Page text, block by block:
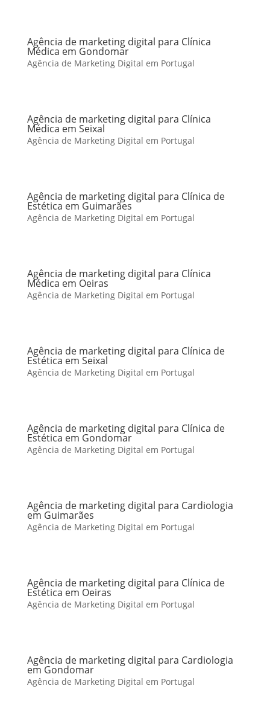
Agência de marketing digital para Clínica
Médica em Gondomar
Agência de Marketing Digital em Portugal
Agência de marketing digital para Clínica
Médica em Seixal
Agência de Marketing Digital em Portugal
Agência de marketing digital para Clínica de
Estética em Guimarães
Agência de Marketing Digital em Portugal
Agência de marketing digital para Clínica
Médica em Oeiras
Agência de Marketing Digital em Portugal
Agência de marketing digital para Clínica de
Estética em Seixal
Agência de Marketing Digital em Portugal
Agência de marketing digital para Clínica de
Estética em Gondomar
Agência de Marketing Digital em Portugal
Agência de marketing digital para Cardiologia
em Guimarães
Agência de Marketing Digital em Portugal
Agência de marketing digital para Clínica de
Estética em Oeiras
Agência de Marketing Digital em Portugal
Agência de marketing digital para Cardiologia
em Gondomar
Agência de Marketing Digital em Portugal